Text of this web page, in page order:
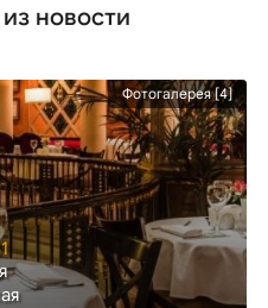
новости
Фотогалерея [4]